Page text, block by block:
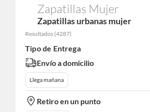
Zapatillas Mujer
Zapatillas urbanas mujer
Resultados (4287)
Tipo de Entrega
Envío a domicilio
Llega mañana
Retiro en un punto